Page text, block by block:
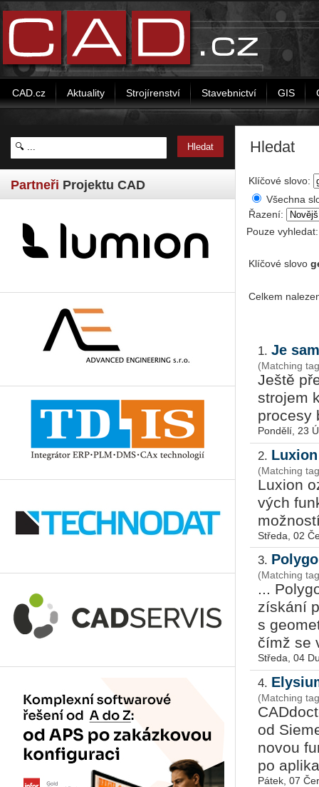
CAD.cz Aktuality Strojírenství Stavebnictví GIS
Partneři Projektu CAD
Hledat
Klíčové slovo:
Všechna
Řazení:
Pouze
Klíčové slovo
Celkem
1. Je
(Matching
Ještě
stro­jem
pro­ce­sy
Pondělí, 23
2.
(Matching
Lu­xi­on
vých
Středa, 02
3.
(Matching
...
získání
s
čímž se
Středa, 04
4.
(Matching
od
novou
po
Pátek, 07